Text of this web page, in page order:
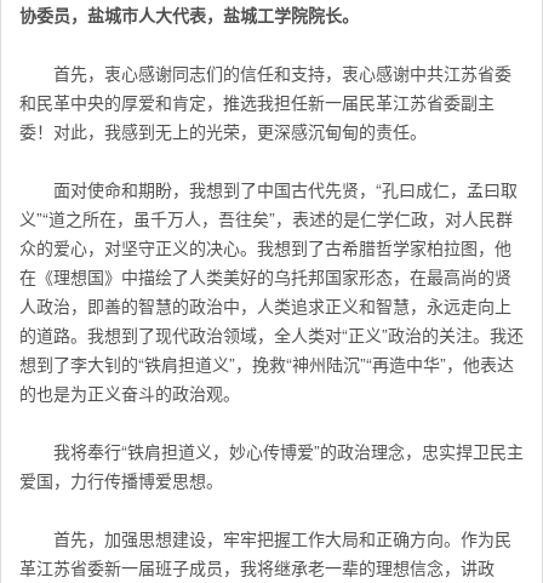
协委员，盐城市人大代表，盐城工学院院长。
首先，衷心感谢同志们的信任和支持，衷心感谢中共江苏省委
和民革中央的厚爱和肯定，推选我担任新一届民革江苏省委副主
委！对此，我感到无上的光荣，更深感沉甸甸的责任。
面对使命和期盼，我想到了中国古代先贤，“孔曰成仁，孟曰取
义”“道之所在，虽千万人，吾往矣”，表述的是仁学仁政，对人民群
众的爱心，对坚守正义的决心。我想到了古希腊哲学家柏拉图，他
在《理想国》中描绘了人类美好的乌托邦国家形态，在最高尚的贤
人政治，即善的智慧的政治中，人类追求正义和智慧，永远走向上
的道路。我想到了现代政治领域，全人类对“正义”政治的关注。我还
想到了李大钊的“铁肩担道义”，挽救“神州陆沉”“再造中华”，他表达
的也是为正义奋斗的政治观。
我将奉行“铁肩担道义，妙心传博爱”的政治理念，忠实捍卫民主
爱国，力行传播博爱思想。
首先，加强思想建设，牢牢把握工作大局和正确方向。作为民
革江苏省委新一届班子成员，我将继承老一辈的理想信念，讲政